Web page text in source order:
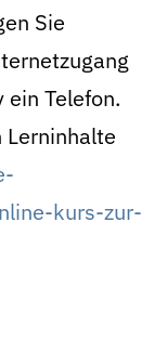
Sie
Telefon.
kurs-zur-